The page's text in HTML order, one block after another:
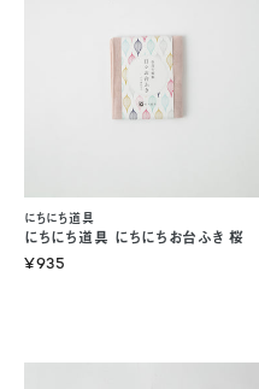
にちにち道具 にちにちお台ふき 桜
にちにち道具
¥935